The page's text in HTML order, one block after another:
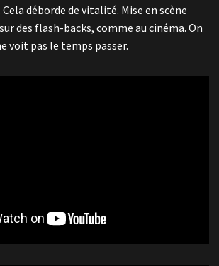
déborde de vitalité. Mise en scène
des flash-backs, comme au cinéma. On
voit pas le temps passer.